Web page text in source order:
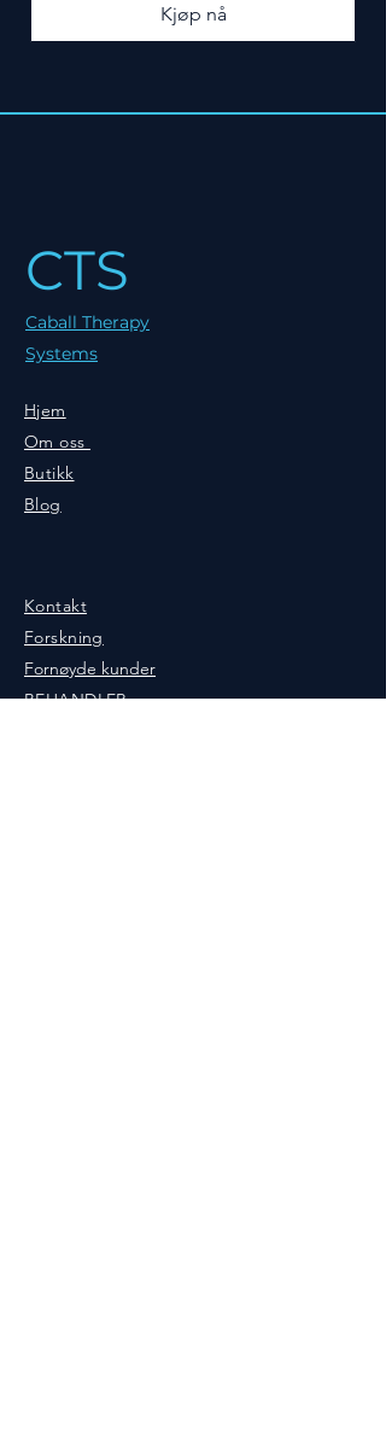
Kjøp nå
CTS
Caball Therapy
Systems
Hjem
Om oss
Butikk
Blog
Kontakt
Forskning
Fornøyde kunder
BEHANDLER